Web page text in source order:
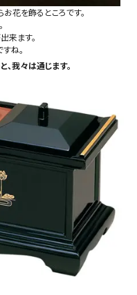
花を飾るところです。
来ます。
ね。
我々は通じます。